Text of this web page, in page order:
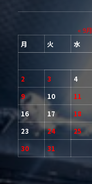
« 9月
月
火 水
2
3 4
9
10 11
16
17 18
23
24 25
30
31